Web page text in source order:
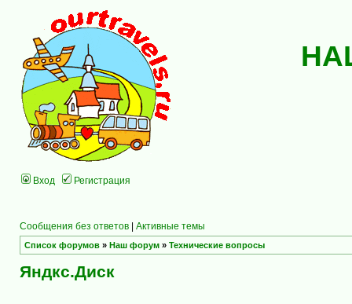
Вход Регистрация
Сообщения без ответов | Активные темы
Список форумов » Наш форум » Технические вопросы
Яндкс.Диск